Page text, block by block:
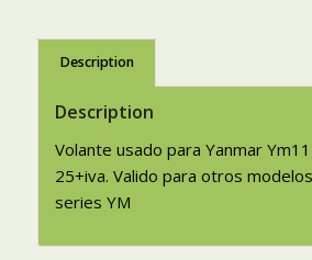
Description
Description
Volante usado para Yanmar
25+iva. Valido para otros
series YM